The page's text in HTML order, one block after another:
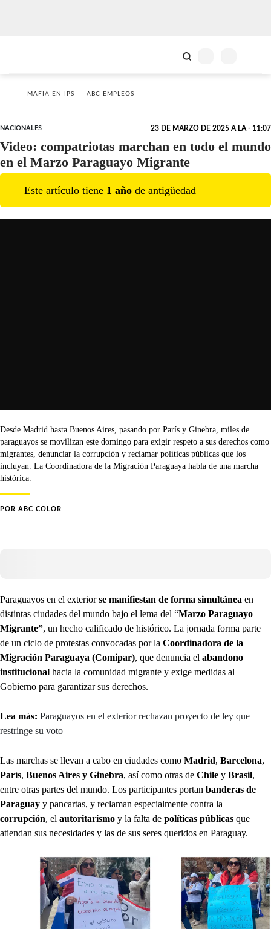
MAFIA EN IPS ABC EMPLEOS
NACIONALES 23 DE MARZO DE 2025 A LA - 11:07
Video: compatriotas marchan en todo el mundo
en el Marzo Paraguayo Migrante
Este artículo tiene 1 año de antigüedad
Desde Madrid hasta Buenos Aires, pasando por París y Ginebra, miles de
paraguayos se movilizan este domingo para exigir respeto a sus derechos como
migrantes, denunciar la corrupción y reclamar políticas públicas que los
incluyan. La Coordinadora de la Migración Paraguaya habla de una marcha
histórica.
POR ABC COLOR
Paraguayos en el exteriorse manifiestan de forma simultánea en
distintas ciudades del mundo bajo el lema del “Marzo Paraguayo
Migrante”, un hecho calificado de histórico. La jornada forma parte
de un ciclo de protestas convocadas por la Coordinadora de la
Migración Paraguaya (Comipar), que denuncia el abandono
institucional hacia la comunidad migrante y exige medidas al
Gobierno para garantizar sus derechos.
Lea más: Paraguayos en el exterior rechazan proyecto de ley que
restringe su voto
Las marchas se llevan a cabo en ciudades como Madrid, Barcelona,
París, Buenos Aires y Ginebra, así como otras de Chile y Brasil,
entre otras partes del mundo. Los participantes portan banderas de
Paraguay y pancartas, y reclaman especialmente contra la
corrupción, el autoritarismo y la falta de políticas públicas que
atiendan sus necesidades y las de sus seres queridos en Paraguay.